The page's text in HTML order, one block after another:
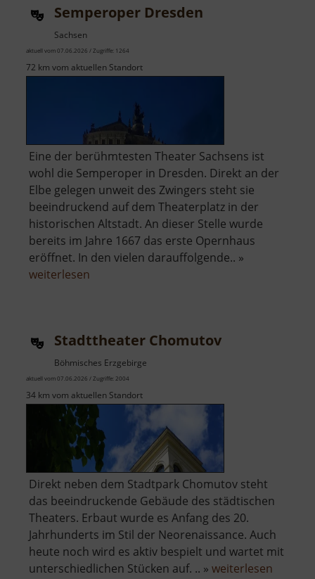
Semperoper Dresden
Sachsen
aktuell vom 07.06.2026 / Zugriffe: 1264
72 km vom aktuellen Standort
Eine der berühmtesten Theater Sachsens ist
wohl die Semperoper in Dresden. Direkt an der
Elbe gelegen unweit des Zwingers steht sie
beeindruckend auf dem Theaterplatz in der
historischen Altstadt. An dieser Stelle wurde
bereits im Jahre 1667 das erste Opernhaus
eröffnet. In den vielen darauffolgende.. »
weiterlesen
Stadttheater Chomutov
Böhmisches Erzgebirge
aktuell vom 07.06.2026 / Zugriffe: 2004
34 km vom aktuellen Standort
Direkt neben dem Stadtpark Chomutov steht
das beeindruckende Gebäude des städtischen
Theaters. Erbaut wurde es Anfang des 20.
Jahrhunderts im Stil der Neorenaissance. Auch
heute noch wird es aktiv bespielt und wartet mit
unterschiedlichen Stücken auf. .. » weiterlesen